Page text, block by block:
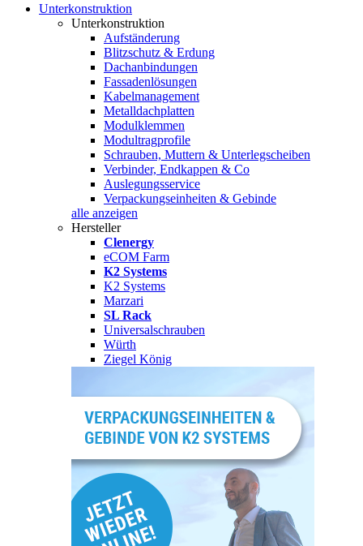
Unterkonstruktion
Unterkonstruktion
Aufständerung
Blitzschutz & Erdung
Dachanbindungen
Fassadenlösungen
Kabelmanagement
Metalldachplatten
Modulklemmen
Modultragprofile
Schrauben, Muttern & Unterlegscheiben
Verbinder, Endkappen & Co
Auslegungsservice
Verpackungseinheiten & Gebinde
alle anzeigen
Hersteller
Clenergy
eCOM Farm
K2 Systems
K2 Systems
Marzari
SL Rack
Universalschrauben
Würth
Ziegel König